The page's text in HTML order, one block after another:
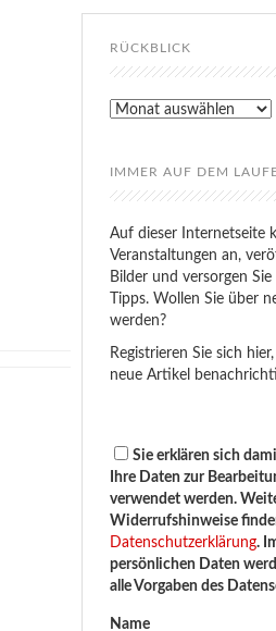
RÜCKBLICK
Rückblick
IMMER AUF DEM
Auf dieser Internetseite
Veranstaltungen an,
Bilder und versorgen
Tipps. Wollen Sie über
werden?
Registrieren Sie sich
neue Artikel
Sie erklären sich
Ihre Daten zur
verwendet werden.
Widerrufshinweise
Datenschutzerklärung.
persönlichen Daten
alle Vorgaben des
Name